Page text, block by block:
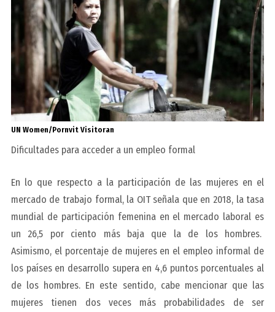
UN Women/Pornvit Visitoran
Dificultades para acceder a un empleo formal
En lo que respecto a la participación de las mujeres en el
mercado de trabajo formal, la OIT señala que en 2018, la tasa
mundial de participación femenina en el mercado laboral es
un 26,5 por ciento más baja que la de los hombres.
Asimismo, el porcentaje de mujeres en el empleo informal de
los países en desarrollo supera en 4,6 puntos porcentuales al
de los hombres. En este sentido, cabe mencionar que las
mujeres tienen dos veces más probabilidades de ser